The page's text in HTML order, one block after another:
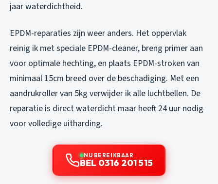
jaar waterdichtheid.
EPDM-reparaties zijn weer anders. Het oppervlak
reinig ik met speciale EPDM-cleaner, breng primer aan
voor optimale hechting, en plaats EPDM-stroken van
minimaal 15cm breed over de beschadiging. Met een
aandrukroller van 5kg verwijder ik alle luchtbellen. De
reparatie is direct waterdicht maar heeft 24 uur nodig
voor volledige uitharding.
NU BEREIKBAAR
BEL 0316 201 515